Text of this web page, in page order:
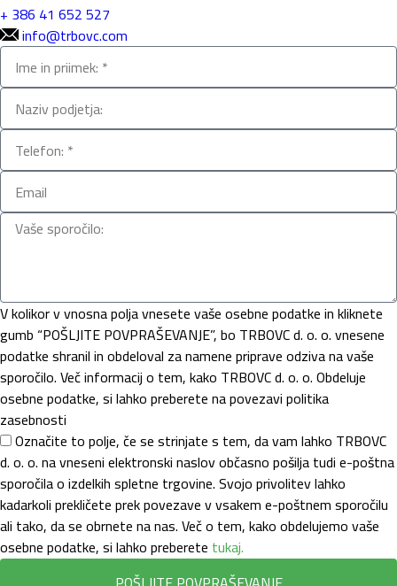
+ 386 41 652 527
info@trbovc.com
V kolikor v vnosna polja vnesete vaše osebne podatke in kliknete
gumb “POŠLJITE POVPRAŠEVANJE”, bo TRBOVC d. o. o. vnesene
podatke shranil in obdeloval za namene priprave odziva na vaše
sporočilo. Več informacij o tem, kako TRBOVC d. o. o. Obdeluje
osebne podatke, si lahko preberete na povezavi politika
zasebnosti
Označite to polje, če se strinjate s tem, da vam lahko TRBOVC
d. o. o. na vneseni elektronski naslov občasno pošilja tudi e-poštna
sporočila o izdelkih spletne trgovine. Svojo privolitev lahko
kadarkoli prekličete prek povezave v vsakem e-poštnem sporočilu
ali tako, da se obrnete na nas. Več o tem, kako obdelujemo vaše
osebne podatke, si lahko preberete tukaj.